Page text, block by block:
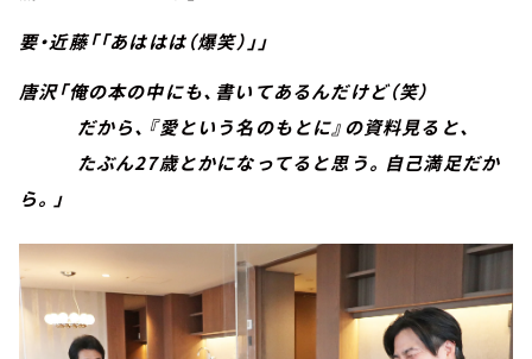
要・近藤「「あははは（爆笑）」」
唐沢「俺の本の中にも、書いてあるんだけど（笑）
だから、『愛という名のもとに』の資料見ると、
たぶん27歳とかになってると思う。自己満足だか
ら。」